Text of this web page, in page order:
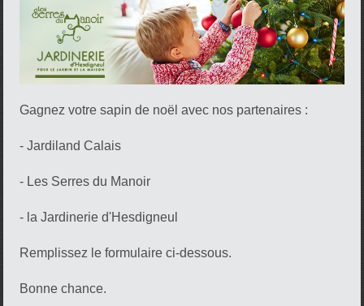
Gagnez votre sapin de noël avec nos partenaires :
- Jardiland Calais
- Les Serres du Manoir
- la Jardinerie d'Hesdigneul
Remplissez le formulaire ci-dessous.
Bonne chance.